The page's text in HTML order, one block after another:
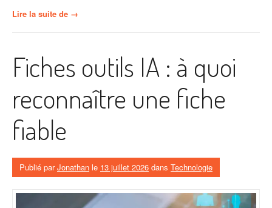
Lire la suite de « Pourquoi
confiance
à
pour
rédiger
→
Fiches outils IA : à quoi
reconnaître une fiche
fiable
Publié parJonathan le 13 juillet 2026 dans Technologie